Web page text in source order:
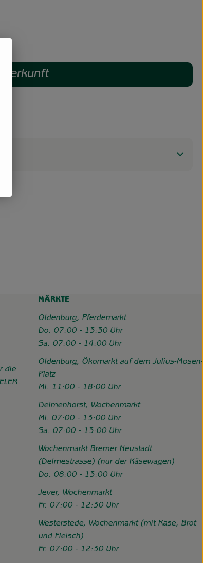
Herkunft
die
grummersort.de/das-sind-wir/
MÄRKTE
Oldenburg, Pferdemarkt
Do. 07:00 - 13:30 Uhr
Sa. 07:00 - 14:00 Uhr
Oldenburg, Ökomarkt auf dem Julius-Mosen-
Platz
Mi. 11:00 - 18:00 Uhr
Delmenhorst, Wochenmarkt
Mi. 07:00 - 13:00 Uhr
Sa. 07:00 - 13:00 Uhr
Wochenmarkt Bremer Neustadt
(Delmestrasse) (nur der Käsewagen)
Do. 08:00 - 13:00 Uhr
Jever, Wochenmarkt
Fr. 07:00 - 12:30 Uhr
Westerstede, Wochenmarkt (mit Käse, Brot
und Fleisch)
Fr. 07:00 - 12:30 Uhr